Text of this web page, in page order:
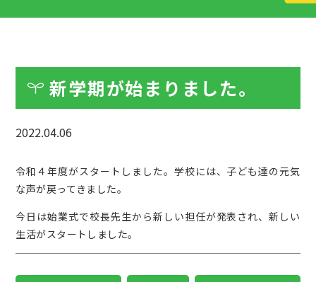
新学期が始まりました。
2022.04.06
令和４年度がスタートしました。学校には、子ども達の元気
な声が戻ってきました。
今日は始業式で校長先生から新しい担任が発表され、新しい
生活がスタートしました。